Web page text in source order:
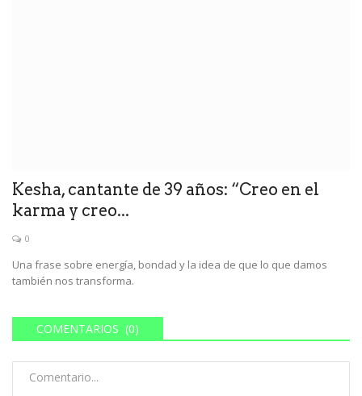
Kesha, cantante de 39 años: “Creo en el
karma y ​​creo...
0
Una frase sobre energía, bondad y la idea de que lo que damos
también nos transforma.
COMENTARIOS (0)